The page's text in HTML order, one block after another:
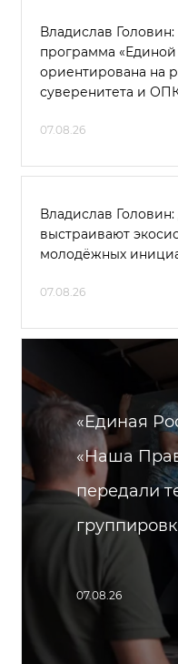
Владислав
программа
ориентирована на
суверенитета и
07.08.26
Владислав
выстраивают
молодёжных
07.08.26
«Единая
«Наша
передали
07.08.26